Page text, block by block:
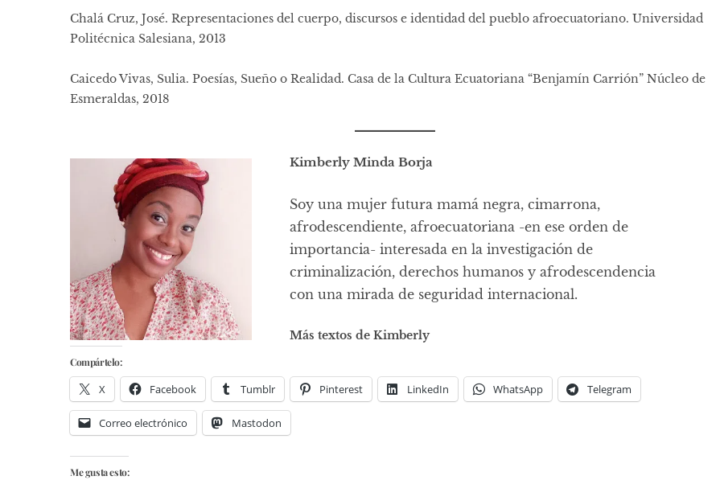
Chalá Cruz, José. Representaciones del cuerpo, discursos e identidad del pueblo afroecuatoriano. Universidad
Politécnica Salesiana, 2013
Caicedo Vivas, Sulia. Poesías, Sueño o Realidad. Casa de la Cultura Ecuatoriana “Benjamín Carrión” Núcleo de
Esmeraldas, 2018
Kimberly Minda Borja
Soy una mujer futura mamá negra, cimarrona,
afrodescendiente, afroecuatoriana -en ese orden de
importancia- interesada en la investigación de
criminalización, derechos humanos y afrodescendencia
con una mirada de seguridad internacional.
Más textos de Kimberly
Compártelo:
X Facebook Tumblr Pinterest LinkedIn WhatsApp Telegram
Correo electrónico Mastodon
Me gusta esto: